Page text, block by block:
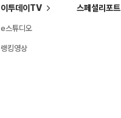
이투데이TV
e스튜디오
랭킹영상
스페셜리포트